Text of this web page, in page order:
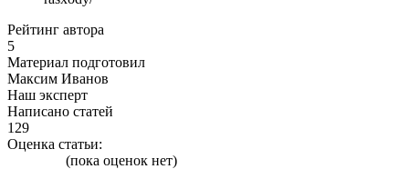
Рейтинг автора
5
Материал подготовил
Максим Иванов
Наш эксперт
Написано статей
129
Оценка статьи:
(пока оценок нет)